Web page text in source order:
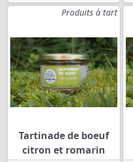
Produits à tart
Tartinade de boeuf
citron et romarin